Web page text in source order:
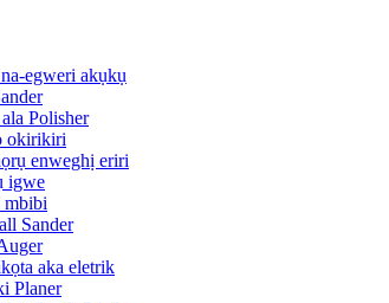
egweri akụkụ
Polisher
okirikiri
enweghị eriri
igwe
mbibi
Sander
aka eletrik
Planer